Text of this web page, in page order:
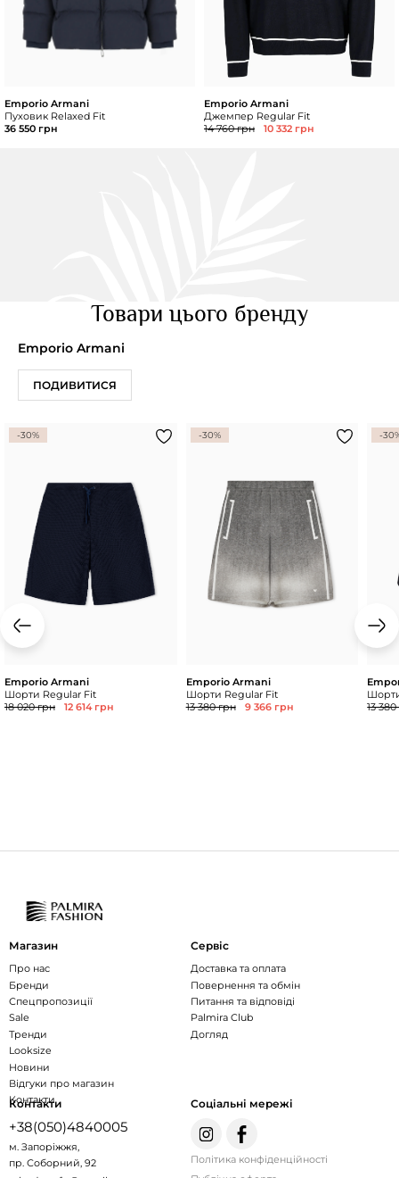
Emporio Armani
Пуховик Relaxed Fit
36 550 грн
Emporio Armani
Джемпер Regular Fit
14 760 грн
10 332 грн
Товари цього бренду
Emporio Armani
ПОДИВИТИСЯ
-30%
Emporio Armani
Шорти Regular Fit
18 020 грн
12 614 грн
-30%
Emporio Armani
Шорти Regular Fit
13 380 грн
9 366 грн
-
13
Магазин
Про нас
Бренди
Спецпропозиції
Sale
Тренди
Looksize
Новини
Відгуки про магазин
Контакти
Сервіс
Доставка та оплата
Повернення та обмін
Питання та відповіді
Palmira Club
Догляд
Контакти
+38(050)4840005
м. Запоріжжя,
пр. Соборний, 92
Соціальні мережі
Політика конфіденційності